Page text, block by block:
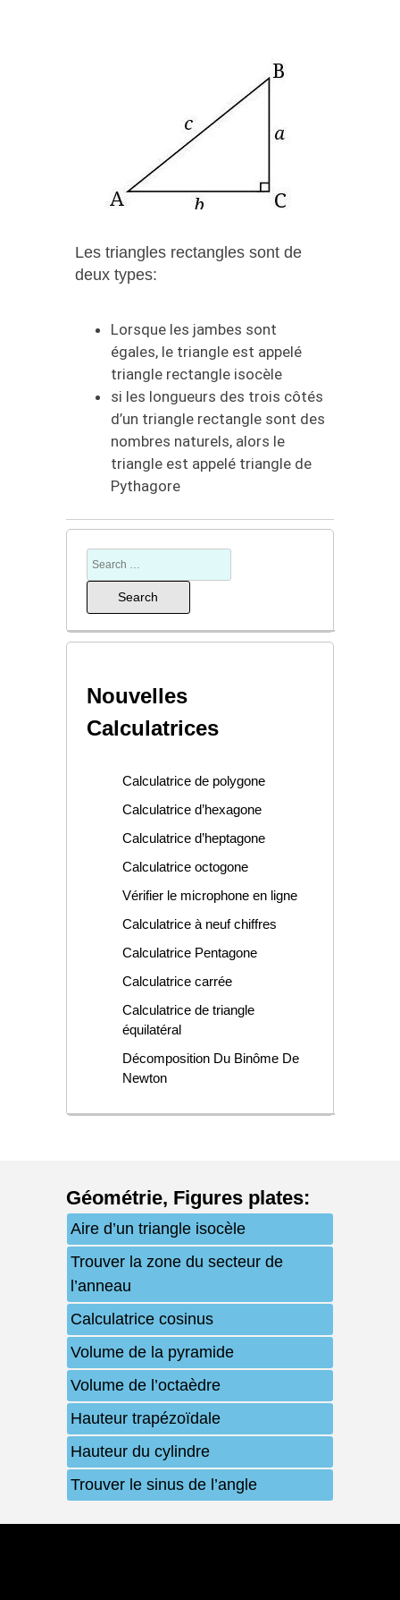
Les triangles rectangles sont de
deux types:
Lorsque les jambes sont
égales, le triangle est appelé
triangle rectangle isocèle
si les longueurs des trois côtés
d’un triangle rectangle sont des
nombres naturels, alors le
triangle est appelé triangle de
Pythagore
Nouvelles
Calculatrices
Calculatrice de polygone
Calculatrice d’hexagone
Calculatrice d’heptagone
Calculatrice octogone
Vérifier le microphone en ligne
Calculatrice à neuf chiffres
Calculatrice Pentagone
Calculatrice carrée
Calculatrice de triangle
équilatéral
Décomposition Du Binôme De
Newton
Géométrie, Figures plates:
Aire d’un triangle isocèle
Trouver la zone du secteur de
l’anneau
Calculatrice cosinus
Volume de la pyramide
Volume de l’octaèdre
Hauteur trapézoïdale
Hauteur du cylindre
Trouver le sinus de l’angle